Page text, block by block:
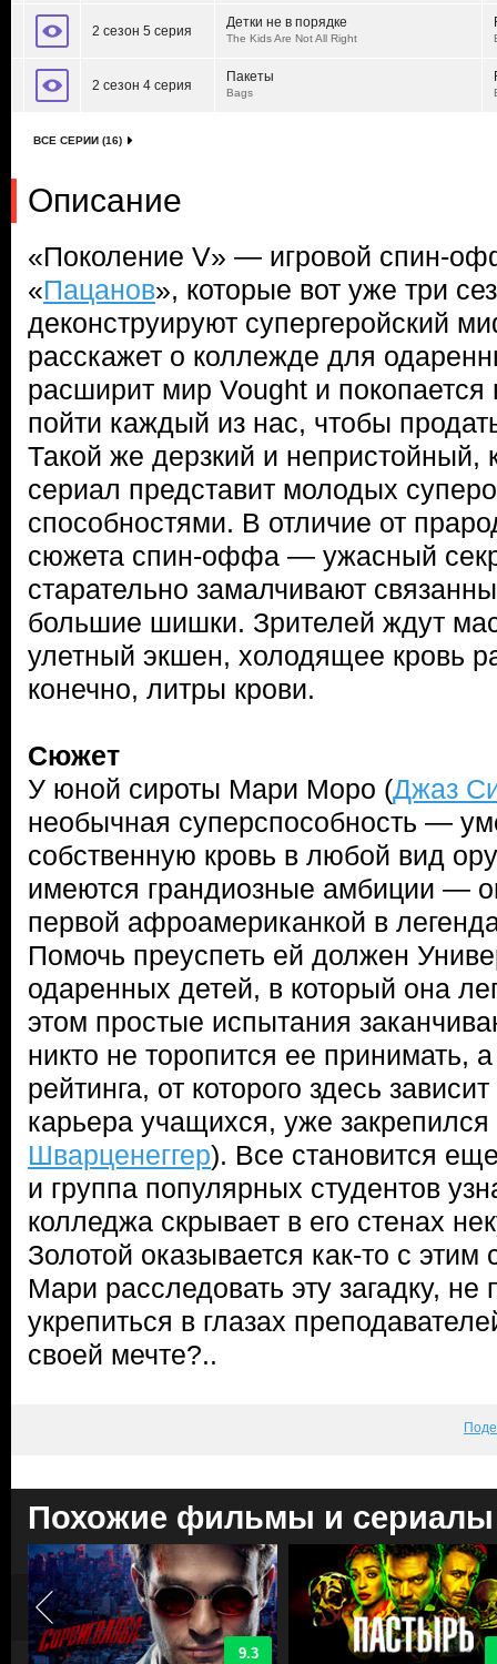
2 сезон 5 серия
Детки не в порядке
The Kids Are Not All Right
2 сезон 4 серия
Пакеты
Bags
ВСЕ СЕРИИ (16)
Описание
«Поколение V» — игровой спин-
«Пацанов», которые вот уже три
деконструируют супергеройский
расскажет о коллежде для
расширит мир Vought и покопается
пойти каждый из нас, чтобы
Такой же дерзкий и непристойный,
сериал представит молодых
способностями. В отличие от
сюжета спин-оффа — ужасный
старательно замалчивают
большие шишки. Зрителей ждут
улетный экшен, холодящее кровь
конечно, литры крови.
Сюжет
У юной сироты Мари Моро (Джаз
необычная суперспособность —
собственную кровь в любой вид
имеются грандиозные амбиции —
первой афроамериканкой в
Помочь преуспеть ей должен
одаренных детей, в который она
этом простые испытания
никто не торопится ее принимать,
рейтинга, от которого здесь
карьера учащихся, уже закрепился
Шварценеггер). Все становится
и группа популярных студентов
колледжа скрывает в его стенах
Золотой оказывается как-то с
Мари расследовать эту загадку, не
укрепиться в глазах
своей мечте?..
Похожие фильмы и сериалы
9.3